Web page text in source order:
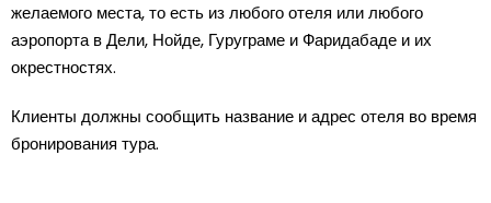
желаемого места, то есть из любого отеля или любого
аэропорта в Дели, Нойде, Гуруграме и Фаридабаде и их
окрестностях.
Клиенты должны сообщить название и адрес отеля во время
бронирования тура.